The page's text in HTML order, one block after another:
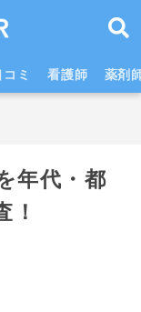
国別まとめ
ミ 看護師 薬剤
年代・都
！